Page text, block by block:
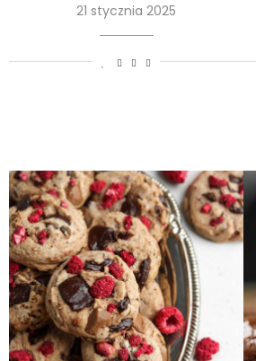
21 stycznia 2025